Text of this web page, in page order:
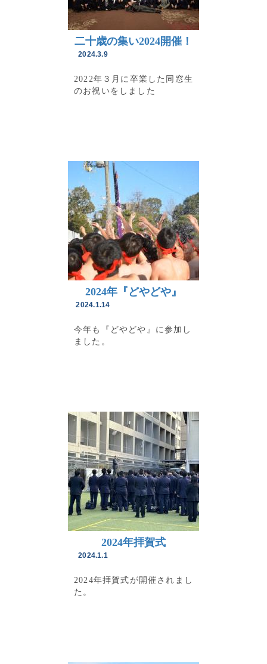
二十歳の集い2024開催！
2024.3.9
2022年３月に卒業した同窓生
のお祝いをしました
2024年『どやどや』
2024.1.14
今年も『どやどや』に参加し
ました。
2024年拝賀式
2024.1.1
2024年拝賀式が開催されまし
た。